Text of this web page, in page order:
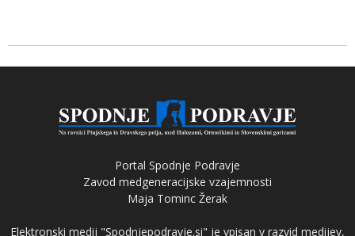
Portal Spodnje Podravje
Zavod medgeneracijske vzajemnosti
Maja Tominc Žerak
Elektronski medij "Spodnjepodravje.si" je vpisan v razvid medijev,